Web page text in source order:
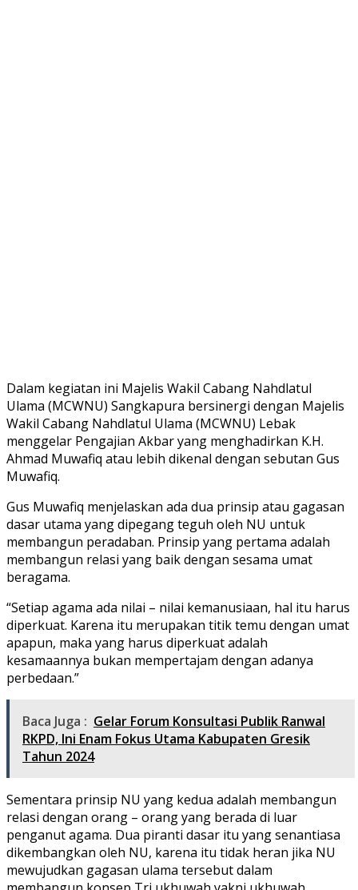
Dalam kegiatan ini Majelis Wakil Cabang Nahdlatul
Ulama (MCWNU) Sangkapura bersinergi dengan Majelis
Wakil Cabang Nahdlatul Ulama (MCWNU) Lebak
menggelar Pengajian Akbar yang menghadirkan K.H.
Ahmad Muwafiq atau lebih dikenal dengan sebutan Gus
Muwafiq.
Gus Muwafiq menjelaskan ada dua prinsip atau gagasan
dasar utama yang dipegang teguh oleh NU untuk
membangun peradaban. Prinsip yang pertama adalah
membangun relasi yang baik dengan sesama umat
beragama.
“Setiap agama ada nilai – nilai kemanusiaan, hal itu harus
diperkuat. Karena itu merupakan titik temu dengan umat
apapun, maka yang harus diperkuat adalah
kesamaannya bukan mempertajam dengan adanya
perbedaan.”
Baca Juga : Gelar Forum Konsultasi Publik Ranwal
RKPD, Ini Enam Fokus Utama Kabupaten Gresik
Tahun 2024
Sementara prinsip NU yang kedua adalah membangun
relasi dengan orang – orang yang berada di luar
penganut agama. Dua piranti dasar itu yang senantiasa
dikembangkan oleh NU, karena itu tidak heran jika NU
mewujudkan gagasan ulama tersebut dalam